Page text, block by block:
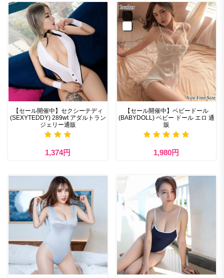
【セール開催中】セクシーテディ
(SEXYTEDDY) 289wt アダルトラン
ジェリー通販
1,374円
【セール開催中】ベビードール
(BABYDOLL) ベビー ドール エロ 通
販
1,980円